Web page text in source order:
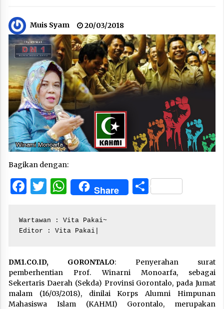
Muis Syam 20/03/2018
Bagikan dengan:
Facebook
Twitter
WhatsApp
Share Share
Wartawan : Vita Pakai~
Editor : Vita Pakai|
DM1.CO.ID, GORONTALO: Penyerahan surat
pemberhentian Prof. Winarni Monoarfa, sebagai
Sekertaris Daerah (Sekda) Provinsi Gorontalo, pada Jumat
malam (16/03/2018), dinilai Korps Alumni Himpunan
Mahasiswa Islam (KAHMI) Gorontalo, merupakan